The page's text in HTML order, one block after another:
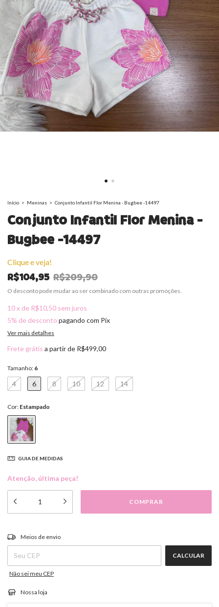
Início > Meninas > Conjunto Infantil Flor Menina - Bugbee -14497
Conjunto Infantil Flor Menina -
Bugbee -14497
Clique e veja!
R$104,95 R$209,90
O desconto pode mudar ao ser combinado com outras promoções.
10x de R$10,50 sem juros
5% de desconto pagando com Pix
Ver mais detalhes
Frete grátis a partir de R$499,00
Tamanho: 6
4 6 8 10 12 14
Cor: Estampado
GUIA DE MEDIDAS
Atenção, última peça!
Entregas para o CEP:
Meios de envio
CALCULAR
Não sei meu CEP
Nossa loja